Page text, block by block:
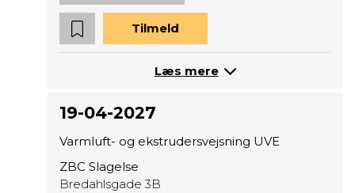
Tilmeld
Læs mere
19-04-2027
Varmluft- og ekstrudersvejsning UVE
ZBC Slagelse
Bredahlsgade 3B